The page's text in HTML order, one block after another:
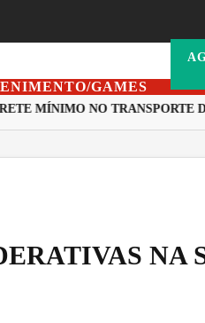
GAMES
NO TRANSPORTE DE
NA